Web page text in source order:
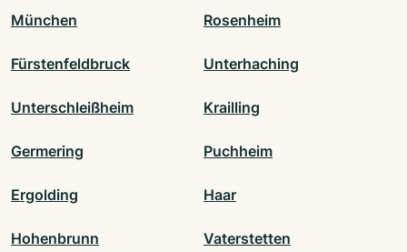
München Rosenheim
Fürstenfeldbruck Unterhaching
Unterschleißheim Krailling
Germering Puchheim
Ergolding Haar
Hohenbrunn Vaterstetten